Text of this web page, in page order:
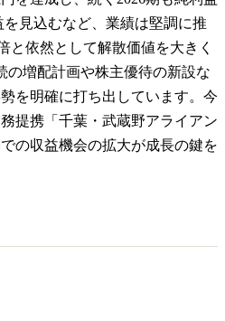
を見込むなど、業績は堅調に推
と依然として解散価値を大きく
の増配計画や株主優待の新設な
を明確に打ち出しています。今
提携「千葉・武蔵野アライアン
の収益機会の拡大が成長の鍵を